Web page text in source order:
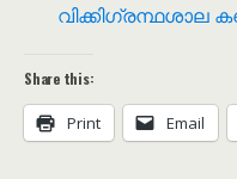
വിക്കിഗ്രന്ഥശാല
Share this:
Print Email